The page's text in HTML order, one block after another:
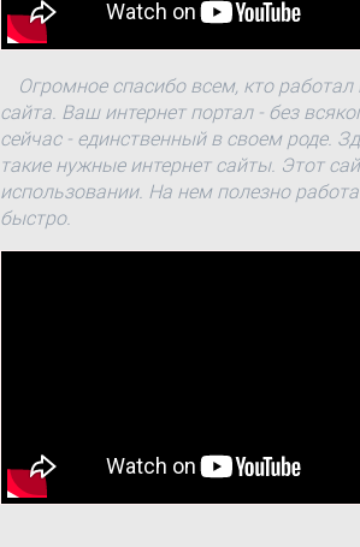
Огромное спасибо всем, кто
сайта. Ваш интернет портал - без
сейчас - единственный в своем роде.
такие нужные интернет сайты. Этот
использовании. На нем полезно
быстро.